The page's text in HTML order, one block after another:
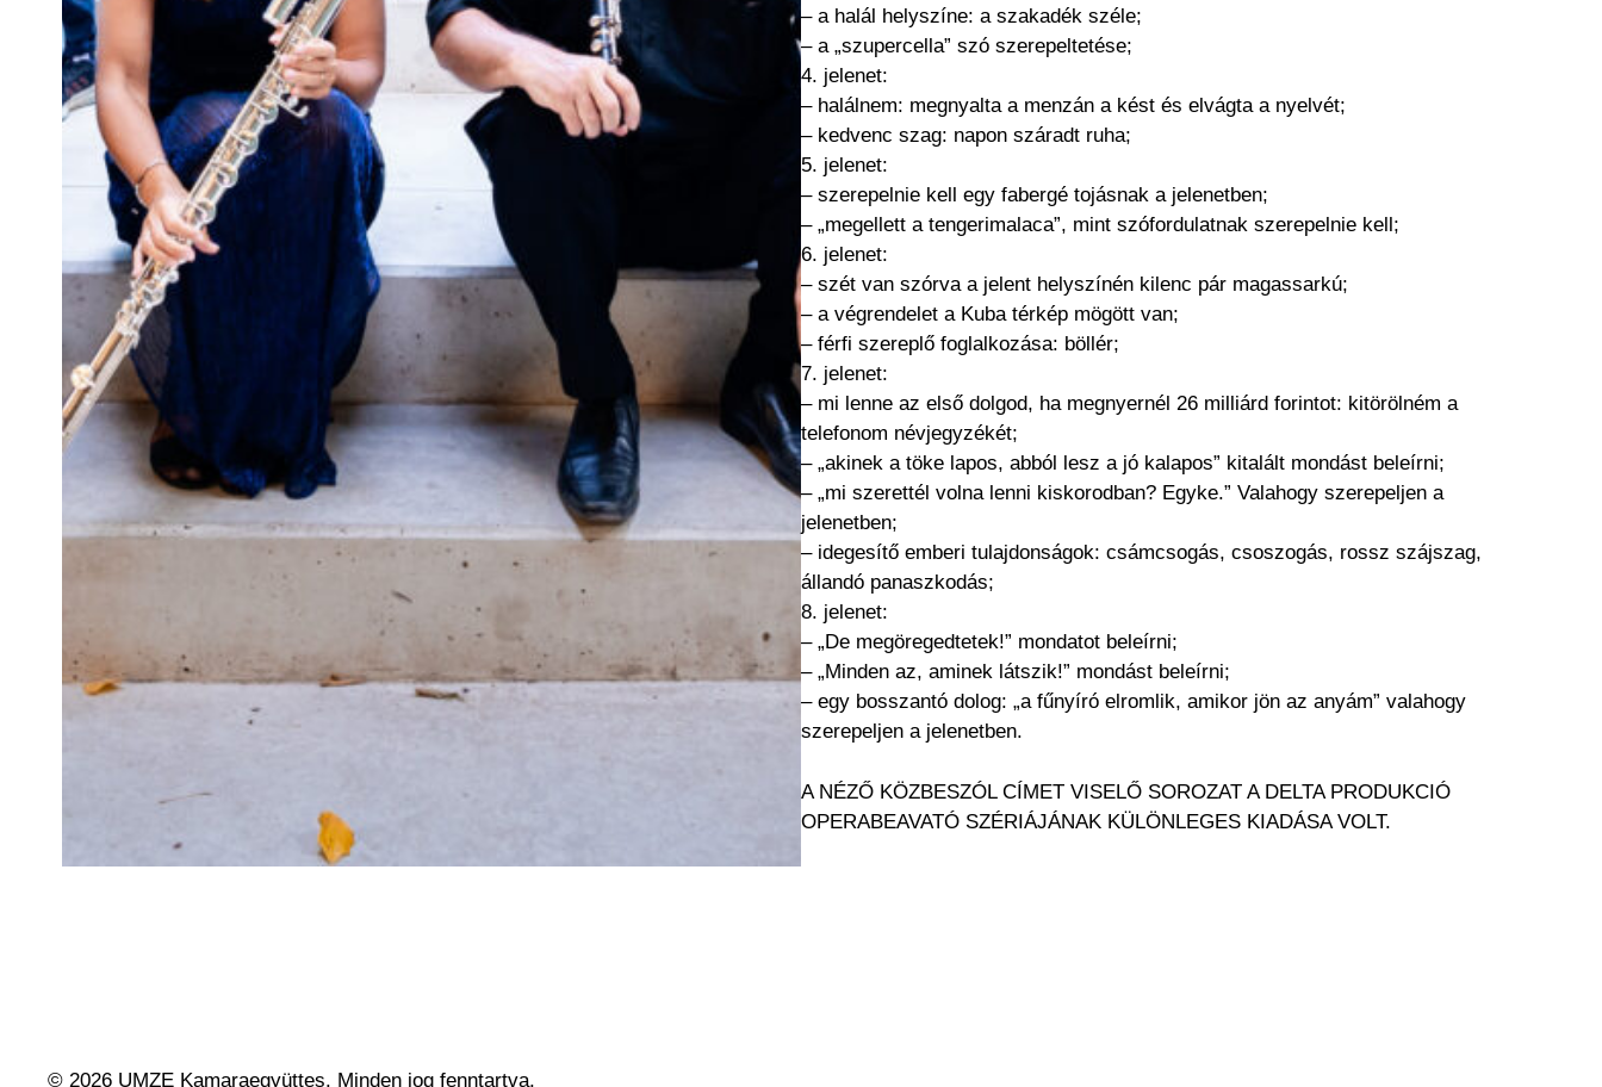
– a halál helyszíne: a szakadék széle;
– a „szupercella” szó szerepeltetése;
4. jelenet:
– halálnem: megnyalta a menzán a kést és elvágta a nyelvét;
– kedvenc szag: napon száradt ruha;
5. jelenet:
– szerepelnie kell egy fabergé tojásnak a jelenetben;
– „megellett a tengerimalaca”, mint szófordulatnak szerepelnie kell;
6. jelenet:
– szét van szórva a jelent helyszínén kilenc pár magassarkú;
– a végrendelet a Kuba térkép mögött van;
– férfi szereplő foglalkozása: böllér;
7. jelenet:
– mi lenne az első dolgod, ha megnyernél 26 milliárd forintot: kitörölném a
telefonom névjegyzékét;
– „akinek a töke lapos, abból lesz a jó kalapos” kitalált mondást beleírni;
– „mi szerettél volna lenni kiskorodban? Egyke.” Valahogy szerepeljen a
jelenetben;
– idegesítő emberi tulajdonságok: csámcsogás, csoszogás, rossz szájszag,
állandó panaszkodás;
8. jelenet:
– „De megöregedtetek!” mondatot beleírni;
– „Minden az, aminek látszik!” mondást beleírni;
– egy bosszantó dolog: „a fűnyíró elromlik, amikor jön az anyám” valahogy
szerepeljen a jelenetben.
A NÉZŐ KÖZBESZÓL CÍMET VISELŐ SOROZAT A DELTA PRODUKCIÓ
OPERABEAVATÓ SZÉRIÁJÁNAK KÜLÖNLEGES KIADÁSA VOLT.
© 2026 UMZE Kamaraegyüttes. Minden jog fenntartva.